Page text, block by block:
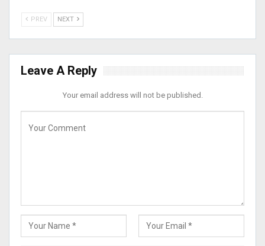
PREV NEXT
Leave A Reply
Your email address will not be published.